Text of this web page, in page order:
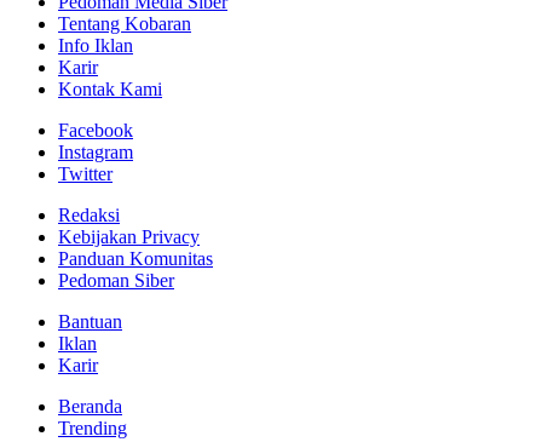
Tentang Kobaran
Info Iklan
Karir
Kontak Kami
Facebook
Instagram
Twitter
Redaksi
Kebijakan Privacy
Panduan Komunitas
Pedoman Siber
Bantuan
Iklan
Karir
Beranda
Trending